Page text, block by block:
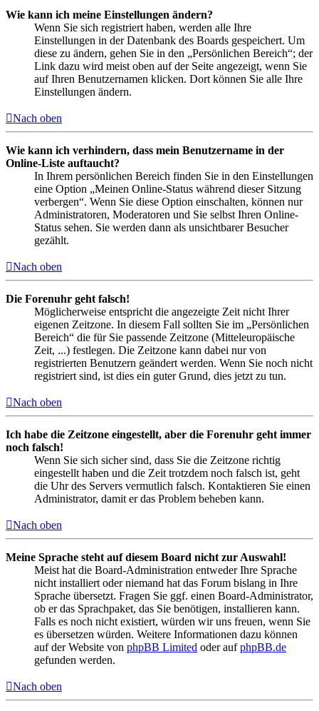
Wie kann ich meine Einstellungen ändern?
Wenn Sie sich registriert haben, werden alle Ihre
Einstellungen in der Datenbank des Boards gespeichert. Um
diese zu ändern, gehen Sie in den „Persönlichen Bereich“; der
Link dazu wird meist oben auf der Seite angezeigt, wenn Sie
auf Ihren Benutzernamen klicken. Dort können Sie alle Ihre
Einstellungen ändern.
Nach oben
Wie kann ich verhindern, dass mein Benutzername in der
Online-Liste auftaucht?
In Ihrem persönlichen Bereich finden Sie in den Einstellungen
eine Option „Meinen Online-Status während dieser Sitzung
verbergen“. Wenn Sie diese Option einschalten, können nur
Administratoren, Moderatoren und Sie selbst Ihren Online-
Status sehen. Sie werden dann als unsichtbarer Besucher
gezählt.
Nach oben
Die Forenuhr geht falsch!
Möglicherweise entspricht die angezeigte Zeit nicht Ihrer
eigenen Zeitzone. In diesem Fall sollten Sie im „Persönlichen
Bereich“ die für Sie passende Zeitzone (Mitteleuropäische
Zeit, ...) festlegen. Die Zeitzone kann dabei nur von
registrierten Benutzern geändert werden. Wenn Sie noch nicht
registriert sind, ist dies ein guter Grund, dies jetzt zu tun.
Nach oben
Ich habe die Zeitzone eingestellt, aber die Forenuhr geht immer
noch falsch!
Wenn Sie sich sicher sind, dass Sie die Zeitzone richtig
eingestellt haben und die Zeit trotzdem noch falsch ist, geht
die Uhr des Servers vermutlich falsch. Kontaktieren Sie einen
Administrator, damit er das Problem beheben kann.
Nach oben
Meine Sprache steht auf diesem Board nicht zur Auswahl!
Meist hat die Board-Administration entweder Ihre Sprache
nicht installiert oder niemand hat das Forum bislang in Ihre
Sprache übersetzt. Fragen Sie ggf. einen Board-Administrator,
ob er das Sprachpaket, das Sie benötigen, installieren kann.
Falls es noch nicht existiert, würden wir uns freuen, wenn Sie
es übersetzen würden. Weitere Informationen dazu können
auf der Website von phpBB Limited oder aufphpBB.de
gefunden werden.
Nach oben